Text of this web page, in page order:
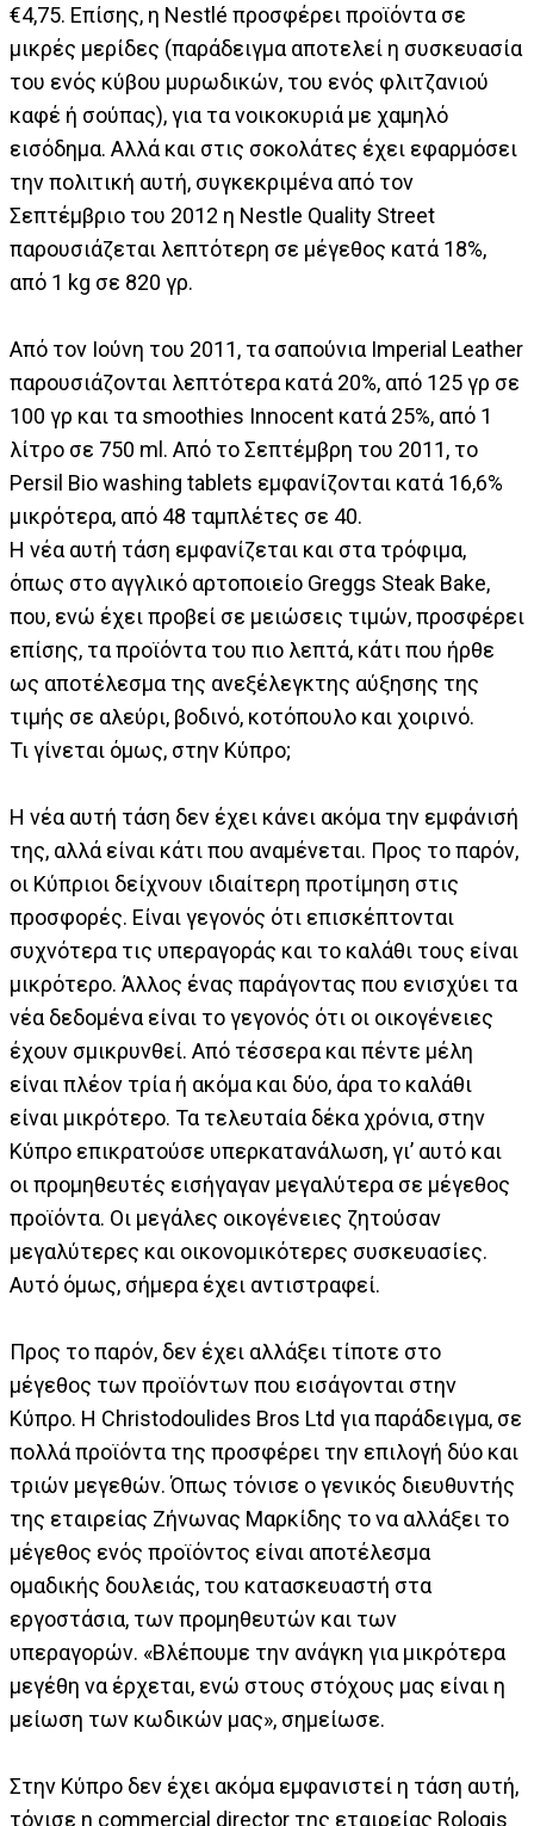
€4,75. Επίσης, η Nestlé προσφέρει προϊόντα σε
μικρές μερίδες (παράδειγμα αποτελεί η συσκευασία
του ενός κύβου μυρωδικών, του ενός φλιτζανιού
καφέ ή σούπας), για τα νοικοκυριά με χαμηλό
εισόδημα. Αλλά και στις σοκολάτες έχει εφαρμόσει
την πολιτική αυτή, συγκεκριμένα από τον
Σεπτέμβριο του 2012 η Nestle Quality Street
παρουσιάζεται λεπτότερη σε μέγεθος κατά 18%,
από 1 kg σε 820 γρ.
Από τον Ιούνη του 2011, τα σαπούνια Imperial Leather
παρουσιάζονται λεπτότερα κατά 20%, από 125 γρ σε
100 γρ και τα smoothies Innocent κατά 25%, από 1
λίτρο σε 750 ml. Από το Σεπτέμβρη του 2011, το
Persil Bio washing tablets εμφανίζονται κατά 16,6%
μικρότερα, από 48 ταμπλέτες σε 40.
Η νέα αυτή τάση εμφανίζεται και στα τρόφιμα,
όπως στο αγγλικό αρτοποιείο Greggs Steak Bake,
που, ενώ έχει προβεί σε μειώσεις τιμών, προσφέρει
επίσης, τα προϊόντα του πιο λεπτά, κάτι που ήρθε
ως αποτέλεσμα της ανεξέλεγκτης αύξησης της
τιμής σε αλεύρι, βοδινό, κοτόπουλο και χοιρινό.
Τι γίνεται όμως, στην Κύπρο;
Η νέα αυτή τάση δεν έχει κάνει ακόμα την εμφάνισή
της, αλλά είναι κάτι που αναμένεται. Προς το παρόν,
οι Κύπριοι δείχνουν ιδιαίτερη προτίμηση στις
προσφορές. Είναι γεγονός ότι επισκέπτονται
συχνότερα τις υπεραγοράς και το καλάθι τους είναι
μικρότερο. Άλλος ένας παράγοντας που ενισχύει τα
νέα δεδομένα είναι το γεγονός ότι οι οικογένειες
έχουν σμικρυνθεί. Από τέσσερα και πέντε μέλη
είναι πλέον τρία ή ακόμα και δύο, άρα το καλάθι
είναι μικρότερο. Τα τελευταία δέκα χρόνια, στην
Κύπρο επικρατούσε υπερκατανάλωση, γι’ αυτό και
οι προμηθευτές εισήγαγαν μεγαλύτερα σε μέγεθος
προϊόντα. Οι μεγάλες οικογένειες ζητούσαν
μεγαλύτερες και οικονομικότερες συσκευασίες.
Αυτό όμως, σήμερα έχει αντιστραφεί.
Προς το παρόν, δεν έχει αλλάξει τίποτε στο
μέγεθος των προϊόντων που εισάγονται στην
Κύπρο. Η Christodoulides Bros Ltd για παράδειγμα, σε
πολλά προϊόντα της προσφέρει την επιλογή δύο και
τριών μεγεθών. Όπως τόνισε ο γενικός διευθυντής
της εταιρείας Ζήνωνας Μαρκίδης το να αλλάξει το
μέγεθος ενός προϊόντος είναι αποτέλεσμα
ομαδικής δουλειάς, του κατασκευαστή στα
εργοστάσια, των προμηθευτών και των
υπεραγορών. «Βλέπουμε την ανάγκη για μικρότερα
μεγέθη να έρχεται, ενώ στους στόχους μας είναι η
μείωση των κωδικών μας», σημείωσε.
Στην Κύπρο δεν έχει ακόμα εμφανιστεί η τάση αυτή,
τόνισε η commercial director της εταιρείας Rologis